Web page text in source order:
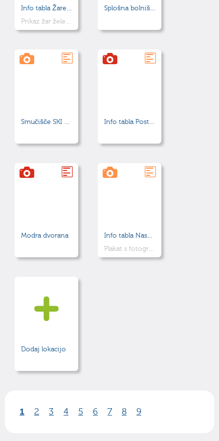
Info tabla Žare železnodobnih grobov
Prikaz žar železnodobnih grobov
Splošna bolnišnica "dr. Franca Derganca" Nova Gorica
Smučišče SKI BOR Info tabla Postajališča na Kosmačevi učni poti
Modra dvorana
Info tabla Naselje v mlajši železni dobi
Plakat s fotografijami arheoloških najdb
Dodaj lokacijo
1 2 3 4 5 6 7 8 9